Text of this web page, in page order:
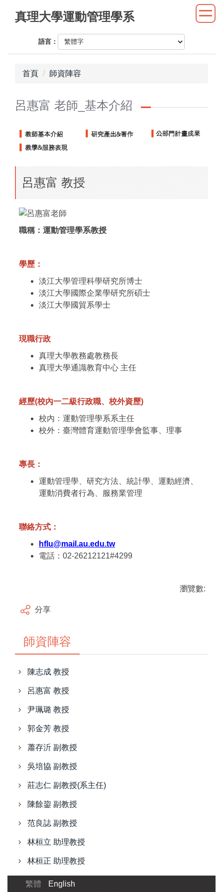
內
真理大學運動管理學系
語言：
首頁 師資陣容
呂惠富 老師_基本介紹
呂惠富 教授
職稱：運動管理學系教授
學歷：
淡江大學管理科學研究所博士
淡江大學國際企業學研究所碩士
淡江大學國貿系學士
現職行政
真理大學教務處教務長
真理大學通識教育中心 主任
經歷(校內一二級行政職、校外資歷)
校內：運動管理學系系主任
校外：臺灣體育運動管理學會監事、理事
專長：
運動管理學、研究方法、統計學、運動經濟、
運動消費者行為、服務業管理
聯絡方式：
hflu@mail.au.edu.tw
電話：02-26212121#4299
瀏覽數:
分享
師資陣容
陳志成 教授
呂惠富 教授
尹珮璐 教授
郭金芳 教授
蕭存沂 副教授
吳培協 副教授
莊志仁 副教授(系主任)
陳餘鋆 副教授
范良誌 副教授
林桓立 助理教授
林桓正 助理教授
繁體
English